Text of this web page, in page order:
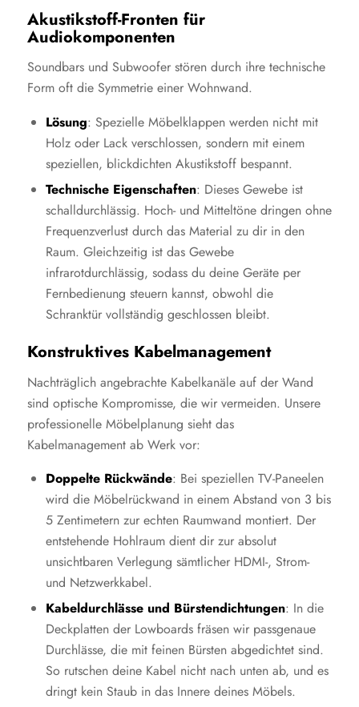
Akustikstoff-Fronten für
Audiokomponenten
Soundbars und Subwoofer stören durch ihre technische
Form oft die Symmetrie einer Wohnwand.
Lösung: Spezielle Möbelklappen werden nicht mit
Holz oder Lack verschlossen, sondern mit einem
speziellen, blickdichten Akustikstoff bespannt.
Technische Eigenschaften: Dieses Gewebe ist
schalldurchlässig. Hoch- und Mitteltöne dringen ohne
Frequenzverlust durch das Material zu dir in den
Raum. Gleichzeitig ist das Gewebe
infrarotdurchlässig, sodass du deine Geräte per
Fernbedienung steuern kannst, obwohl die
Schranktür vollständig geschlossen bleibt.
Konstruktives Kabelmanagement
Nachträglich angebrachte Kabelkanäle auf der Wand
sind optische Kompromisse, die wir vermeiden. Unsere
professionelle Möbelplanung sieht das
Kabelmanagement ab Werk vor:
Doppelte Rückwände: Bei speziellen TV-Paneelen
wird die Möbelrückwand in einem Abstand von 3 bis
5 Zentimetern zur echten Raumwand montiert. Der
entstehende Hohlraum dient dir zur absolut
unsichtbaren Verlegung sämtlicher HDMI-, Strom-
und Netzwerkkabel.
Kabeldurchlässe und Bürstendichtungen: In die
Deckplatten der Lowboards fräsen wir passgenaue
Durchlässe, die mit feinen Bürsten abgedichtet sind.
So rutschen deine Kabel nicht nach unten ab, und es
dringt kein Staub in das Innere deines Möbels.